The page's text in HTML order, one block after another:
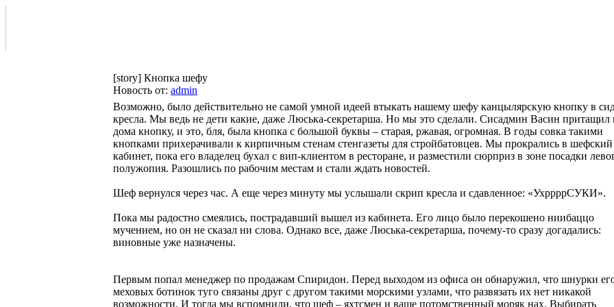
[story] Кнопка шефу
Новость от: admin
Возможно, было действительно не самой умной идеей втыкать нашему шефу канцылярскую кнопку в
кресла. Мы ведь не дети какие, даже Люська-секретарша. Но мы это сделали. Сисадмин Васин притащил
дома кнопку, и это, бля, была кнопка с большой буквы – старая, ржавая, огромная. В годы совка такими
кнопками прихерачивали к кирпичным стенам стенгазеты для стройбатовцев. Мы прокрались в шефский
кабинет, пока его владелец бухал с вип-клиентом в ресторане, и разместили сюрприз в зоне посадки
полужопия. Разошлись по рабочим местам и стали ждать новостей.
Шеф вернулся через час. А еще через минуту мы услышали скрип кресла и сдавленное: «УхррррСУКИ».
Пока мы радостно смеялись, пострадавший вышел из кабинета. Его лицо было перекошено ниибаццо
мучением, но он не сказал ни слова. Однако все, даже Люська-секретарша, почему-то сразу догадались:
виновные уже назначены.
Первым попал менеджер по продажам Спиридон. Перед выходом из офиса он обнаружил, что шнурки
меховых ботинок туго связаны друг с другом такими морскими узлами, что развязать их нет никакой
возможности. И тогда мы вспомнили, что шеф – яхтсмен и ваще потомственный моряк нах. Выбирать